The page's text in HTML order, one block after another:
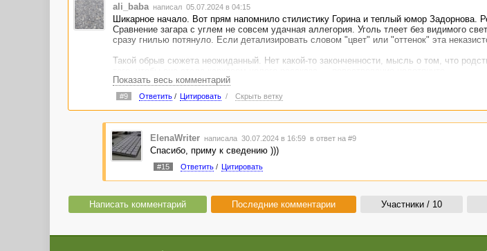
ali_baba написал 05.07.2024 в 04:15
Шикарное начало. Вот прям напомнило стилистику Горина и теплый юмор Задорнова.
Сравнение загара с углем не совсем удачная аллегория. Уголь тлеет без видимого
сразу гнилью потянуло. Если детализировать словом "цвет" или "оттенок" эта
Такой обрыв сюжета неожиданный. Нет какой-то законченности, мысль о том, что
Из удавшегося — внутренний монолог звучит именно так, как проговаривают его
хотя, девочки взрослеют рано. Рассказ про заботливую крольчиху на фоне
внутреннего притяжения — удачный фон темы детства и жертвенности родительства.
мимишности, сочными штрихами создана ведущая сюжетная линия — общение с
текст до новеллы.
Показать весь комментарий
#9 Ответить/ Цитировать / Скрыть ветку
ElenaWriter написала 30.07.2024 в 16:59 в ответ на #9
Спасибо, приму к сведению )))
#15 Ответить/ Цитировать
Написать комментарий Последние комментарии Участники / 10